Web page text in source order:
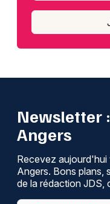
Newsletter
Angers
Recevez
Angers. Bons plans,
de la rédaction JDS,